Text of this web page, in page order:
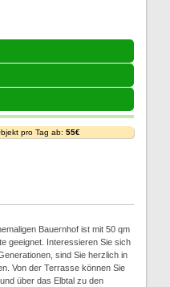
pro Tag ab: 55€
Bauernhof ist mit 50 qm
geeignet. Interessieren Sie sich
sind Sie herzlich in
Von der Terrasse können Sie
und über das Elbtal zu den